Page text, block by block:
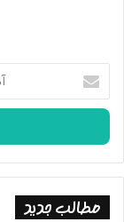
آدرس
ایمیل
خود
وارد
کنید
مطالب جدید